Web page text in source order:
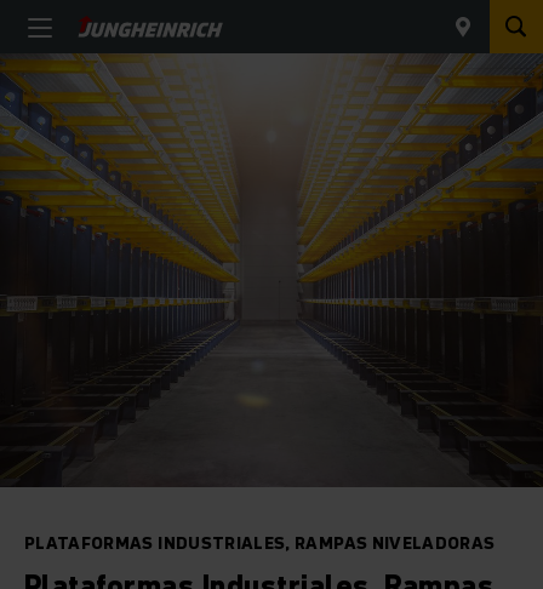
PLATAFORMAS INDUSTRIALES, RAMPAS NIVELADORAS